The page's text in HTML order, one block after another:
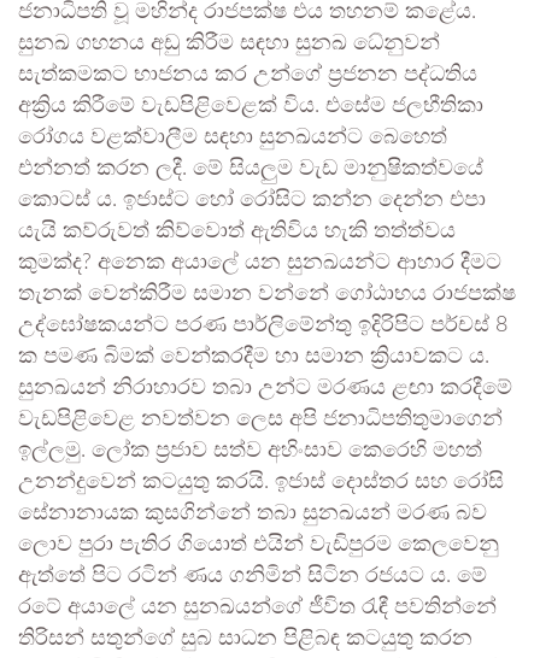
ජනාධිපති වූ මහින්ද රාජපක්ෂ එය තහනම් කළේය.
සුනඛ ගහනය අඩු කිරීම සඳහා සුනඛ ධේනුවන්
සැත්කමකට භාජනය කර උන්ගේ ප්‍රජනන පද්ධතිය
අක්‍රිය කිරීමේ වැඩපිළිවෙළක් විය. එසේම ජලභීතිකා
රෝගය වළක්වාලීම සඳහා සුනඛයන්ට බෙහෙත්
එන්නත් කරන ලදී. මේ සියලුම වැඩ මානුෂිකත්වයේ
කොටස් ය. ඉජාස්ට හෝ රෝසිට කන්න දෙන්න එපා
යැයි කව්රුවත් කිව්වොත් ඇතිවිය හැකි තත්ත්වය
කුමක්ද? අනෙක අයාලේ යන සුනඛයන්ට ආහාර දීමට
තැනක් වෙන්කිරීම සමාන වන්නේ ගෝඨාභය රාජපක්ෂ
උද්ඝෝෂකයන්ට පරණ පාර්ලිමේන්තු ඉදිරිපිට පර්චස් 8
ක පමණ බිමක් වෙන්කරදීම හා සමාන ක්‍රියාවකට ය.
සුනඛයන් නිරාහාරව තබා උන්ට මරණය ළඟා කරදීමේ
වැඩපිළිවෙළ නවත්වන ලෙස අපි ජනාධිපතිතුමාගෙන්
ඉල්ලමු. ලෝක ප්‍රජාව සත්ව අහිංසාව කෙරෙහි මහත්
උනන්දුවෙන් කටයුතු කරයි. ඉජාස් දොස්තර සහ රෝසි
සේනානායක කුසගින්නේ තබා සුනඛයන් මරණ බව
ලොව පුරා පැතිර ගියොත් එයින් වැඩිපුරම කෙලවෙනු
ඇත්තේ පිට රටින් ණය ගනිමින් සිටින රජයට ය. මේ
රටේ අයාලේ යන සුනඛයන්ගේ ජීවිත රැඳී පවතින්නේ
තිරිසන් සතුන්ගේ සුබ සාධන පිළිබඳ කටයුතු කරන